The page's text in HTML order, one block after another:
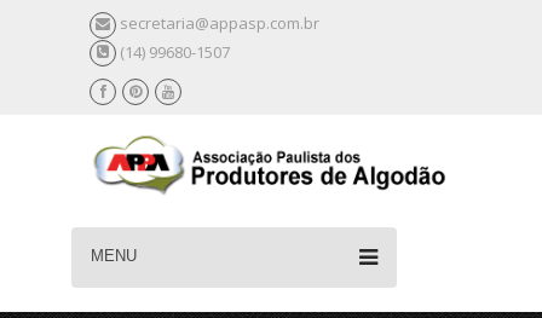
secretaria@appasp.com.br
(14) 99680-1507
MENU